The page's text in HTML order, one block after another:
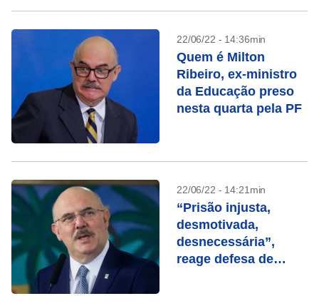
22/06/22 - 14:36min
Quem é Milton
Ribeiro, ex-ministro
da Educação preso
nesta quarta pela PF
22/06/22 - 14:21min
“Prisão injusta,
desmotivada,
desnecessária”,
reage defesa de